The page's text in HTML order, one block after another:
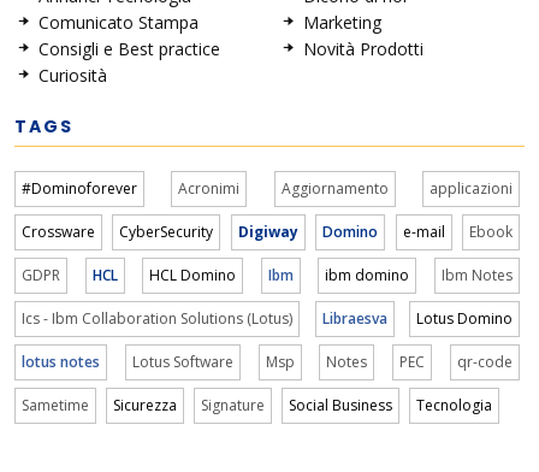
Comunicato Stampa
Consigli e Best practice
Curiosità
Marketing
Novità Prodotti
TAGS
#Dominoforever Acronimi Aggiornamento applicazioni
Crossware CyberSecurity Digiway Domino e-mail Ebook
GDPR HCL HCL Domino Ibm ibm domino Ibm Notes
Ics - Ibm Collaboration Solutions (Lotus) Libraesva Lotus Domino
lotus notes Lotus Software Msp Notes PEC qr-code
Sametime Sicurezza Signature Social Business Tecnologia